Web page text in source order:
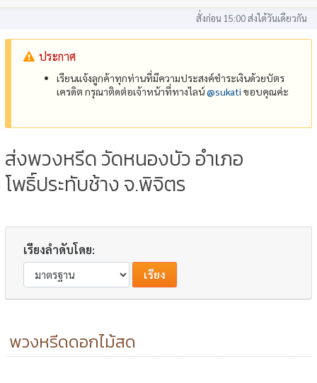
สั่งก่อน 15:00 ส่งได้วันเดียวกัน
ประกาศ
เรียนแจ้งลูกค้าทุกท่านที่มีความประสงค์ชำระเงินด้วยบัตร
เครดิต กรุณาติดต่อเจ้าหน้าที่ทางไลน์@‌sukati ขอบคุณค่ะ
ส่งพวงหรีด วัดหนองบัว อำเภอ
โพธิ์ประทับช้าง จ.พิจิตร
เรียงลำดับโดย:
พวงหรีดดอกไม้สด